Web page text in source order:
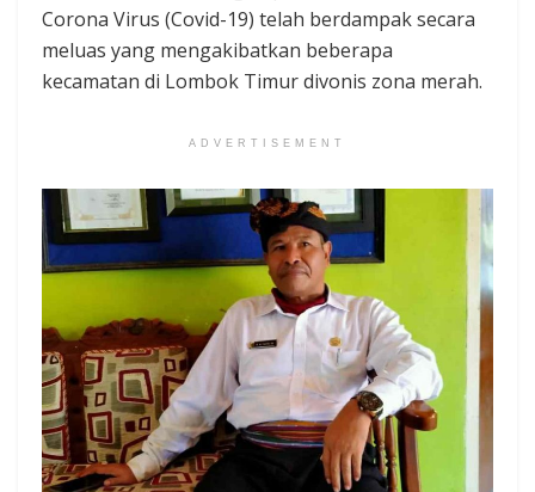
Corona Virus (Covid-19) telah berdampak secara
meluas yang mengakibatkan beberapa
kecamatan di Lombok Timur divonis zona merah.
ADVERTISEMENT